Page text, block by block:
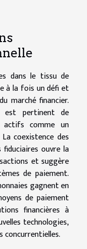
dans le tissu de
à la fois un défi et
marché financier.
est pertinent de
actifs comme un
coexistence des
fiduciaires ouvre la
et suggère
de paiement.
gagnent en
de paiement
financières à
technologies,
concurrentielles.